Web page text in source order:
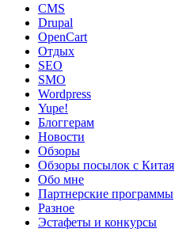
CMS
Drupal
OpenCart
Oтдых
SEO
SMO
Wordpress
Yupe!
Блоггерам
Новости
Обзоры
Обзоры посылок с Китая
Обо мне
Партнерские программы
Разное
Эстафеты и конкурсы